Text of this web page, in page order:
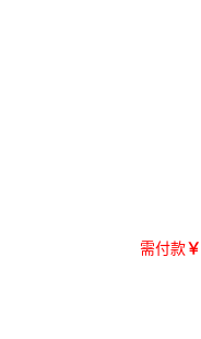
需付款￥